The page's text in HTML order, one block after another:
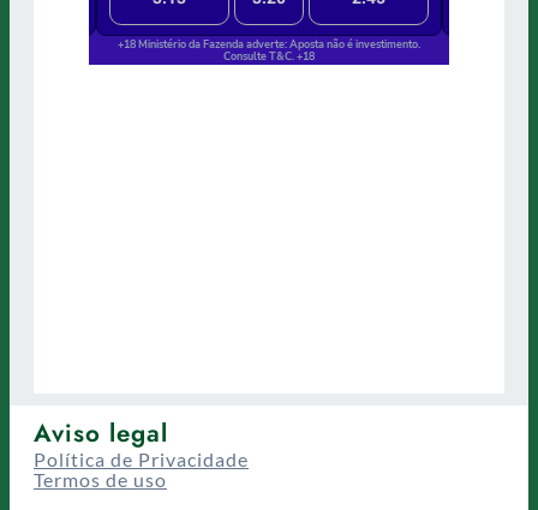
Aviso legal
Política de Privacidade
Termos de uso